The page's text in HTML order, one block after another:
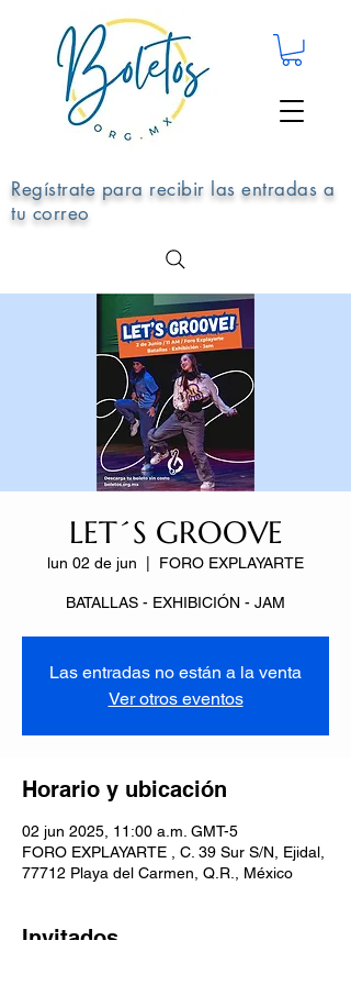
Regístrate para recibir las entradas a
tu correo
LET´S GROOVE
lun 02 de jun
  |
FORO EXPLAYARTE
BATALLAS - EXHIBICIÓN - JAM
Las entradas no están a la venta
Ver otros eventos
Horario y ubicación
02 jun 2025, 11:00 a.m. GMT-5
FORO EXPLAYARTE , C. 39 Sur S/N, Ejidal,
77712 Playa del Carmen, Q.R., México
Invitados